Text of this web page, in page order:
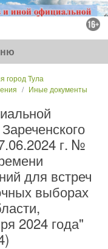
город Тула
Иные документы
г. №
для встреч
выборах
2024 года"